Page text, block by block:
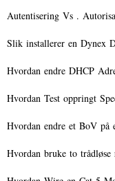
Autentisering Vs .
Slik installerer en Dynex
Hvordan endre DHCP
Hvordan Test oppringt
Hvordan endre et BoV på
Hvordan bruke to